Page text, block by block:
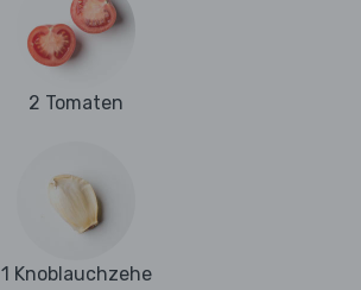
2 Tomaten
1 Knoblauchzehe